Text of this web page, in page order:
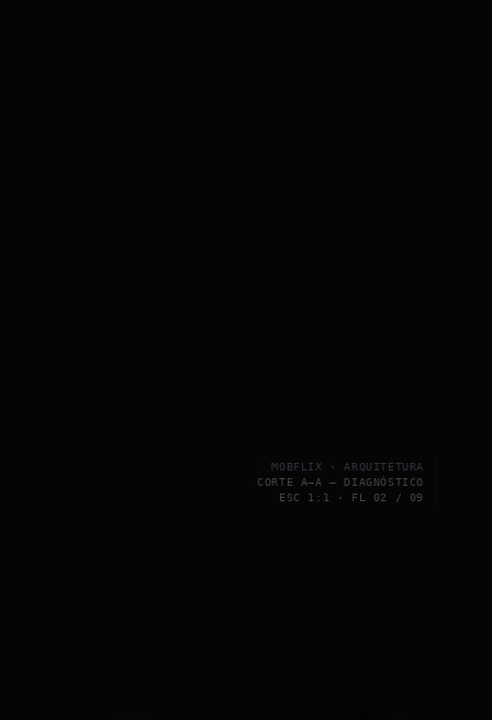
MOBFLIX · ARQUITETURA
CORTE A–A — DIAGNÓSTICO
ESC 1:1 · FL 02 / 09